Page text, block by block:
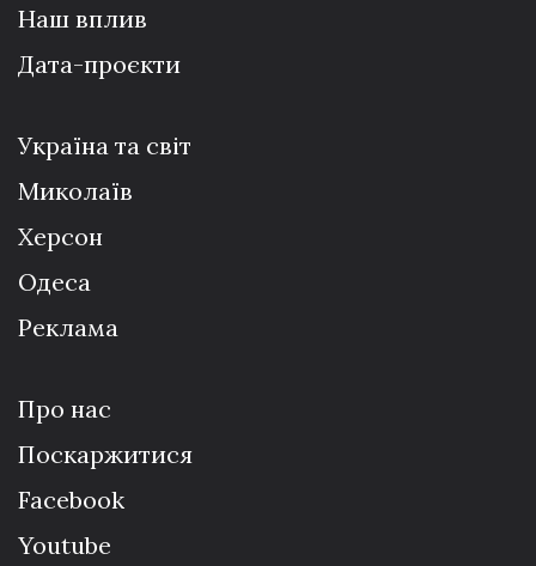
Наш вплив
Дата-проєкти
Україна та світ
Миколаїв
Херсон
Одеса
Реклама
Про нас
Поскаржитися
Facebook
Youtube